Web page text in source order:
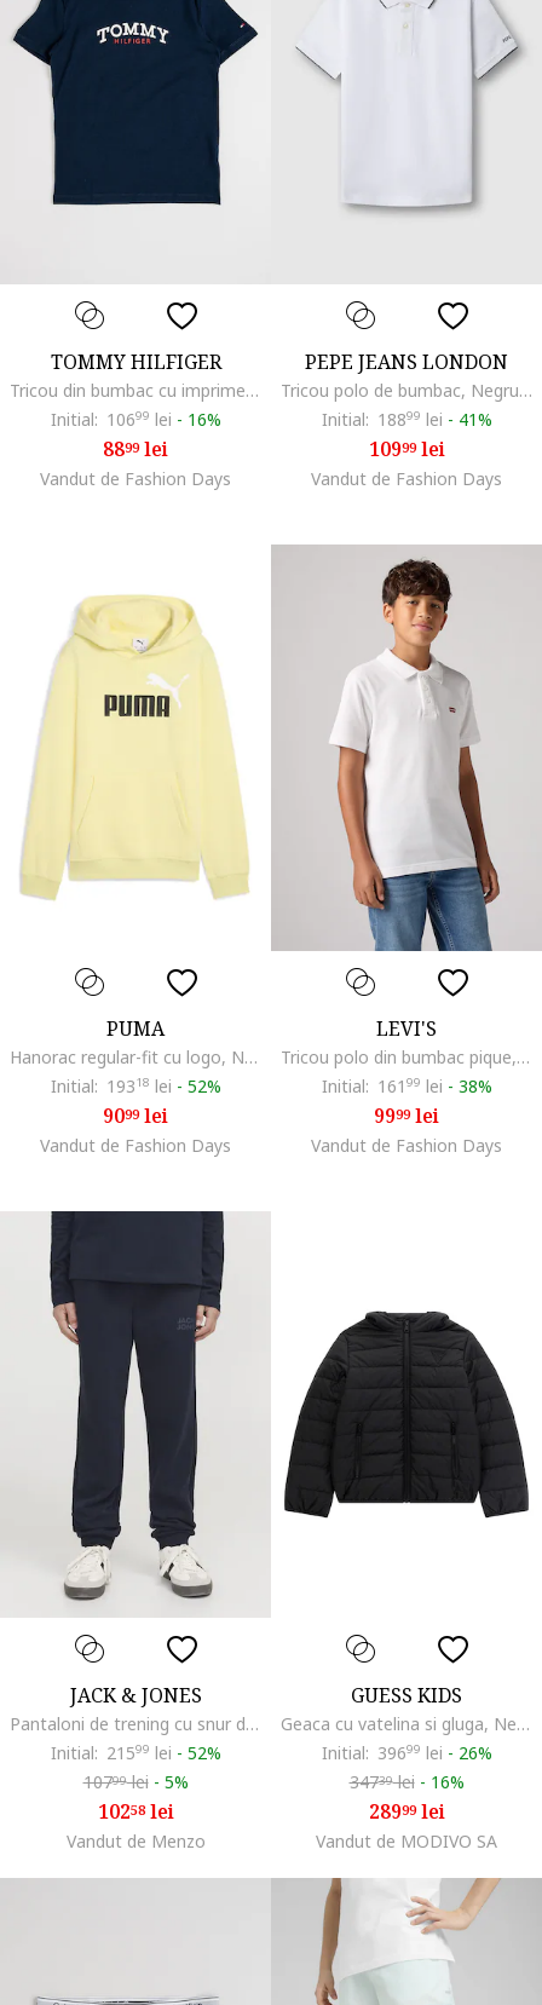
TOMMY HILFIGER
Tricou din bumbac cu imprimeu logo, Albastru ultramarin
Initial: 10699 lei - 16%
8899lei
Vandut de Fashion Days
PEPE JEANS LONDON
Tricou polo de bumbac, Negru/Alb optic
Initial: 18899 lei - 41%
10999lei
Vandut de Fashion Days
PUMA
Hanorac regular-fit cu logo, Negru/Galben pal/Alb optic
Initial: 19318 lei - 52%
9099lei
Vandut de Fashion Days
LEVI'S
Tricou polo din bumbac pique, Alb optic
Initial: 161 99 lei - 38%
9999lei
Vandut de Fashion Days
JACK & JONES
Pantaloni de trening cu snur de ajustare si detaliu logo Gordon, Bleumarin
Initial: 21599 lei - 52%
10799lei - 5%
10258lei
Vandut de Menzo
GUESS KIDS
Geaca cu vatelina si gluga, Negru
Initial: 39699 lei - 26%
34739lei - 16%
28999lei
Vandut de MODIVO SA